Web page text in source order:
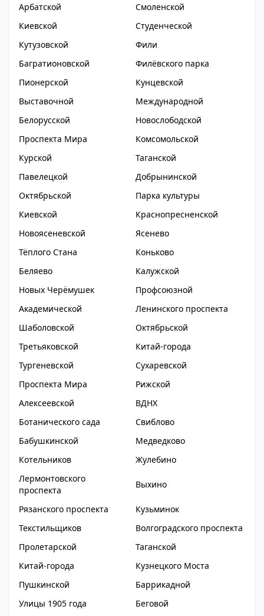
Арбатской
Смоленской
Киевской
Студенческой
Кутузовской
Фили
Багратионовской
Филёвского парка
Пионерской
Кунцевской
Выставочной
Международной
Белорусской
Новослободской
Проспекта Мира
Комсомольской
Курской
Таганской
Павелецкой
Добрынинской
Октябрьской
Парка культуры
Киевской
Краснопресненской
Новоясеневской
Ясенево
Тёплого Стана
Коньково
Беляево
Калужской
Новых Черёмушек
Профсоюзной
Академической
Ленинского проспекта
Шаболовской
Октябрьской
Третьяковской
Китай-города
Тургеневской
Сухаревской
Проспекта Мира
Рижской
Алексеевской
ВДНХ
Ботанического сада
Свиблово
Бабушкинской
Медведково
Котельников
Жулебино
Лермонтовского
проспекта
Выхино
Рязанского проспекта
Кузьминок
Текстильщиков
Волгоградского проспекта
Пролетарской
Таганской
Китай-города
Кузнецкого Моста
Пушкинской
Баррикадной
Улицы 1905 года
Беговой